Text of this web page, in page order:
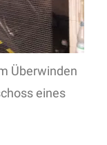
Überwinden
eines